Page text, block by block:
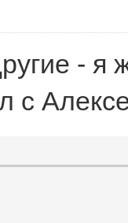
- я
с